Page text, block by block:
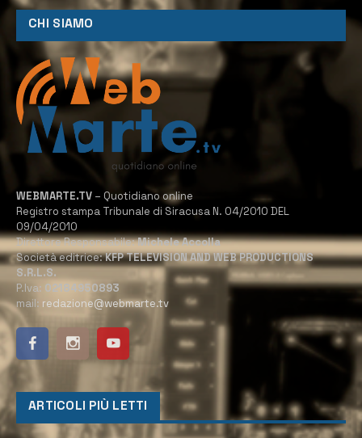
CHI SIAMO
WEBMARTE.TV – Quotidiano online
Registro stampa Tribunale di Siracusa N. 04/2010 DEL
09/04/2010
Direttore Responsabile:Michele Accolla
Società editrice:KFP TELEVISION AND WEB PRODUCTIONS
S.R.L.S.
P.Iva: 02184950893
mail: redazione@webmarte.tv
ARTICOLI PIÙ LETTI